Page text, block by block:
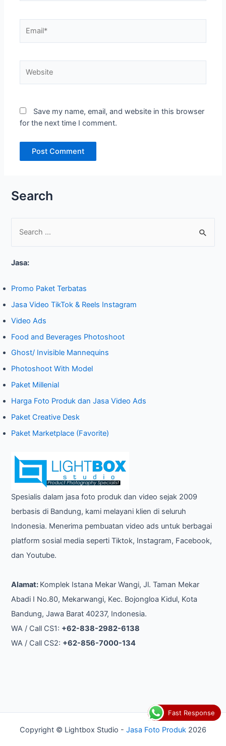
Save my name, email, and website in this browser
for the next time I comment.
Search
e
a
c
h
f
o
r
:
Jasa:
Promo Paket Terbatas
Jasa Video TikTok & Reels Instagram
Video Ads
Food and Beverages Photoshoot
Ghost/ Invisible Mannequins
Photoshoot With Model
Paket Millenial
Harga Foto Produk dan Jasa Video Ads
Paket Creative Desk
Paket Marketplace (Favorite)
Spesialis dalam jasa foto produk dan video sejak 2009
berbasis di Bandung, kami melayani klien di seluruh
Indonesia. Menerima pembuatan video ads untuk berbagai
platform sosial media seperti Tiktok, Instagram, Facebook,
dan Youtube.
Alamat: Komplek Istana Mekar Wangi, Jl. Taman Mekar
Abadi I No.80, Mekarwangi, Kec. Bojongloa Kidul, Kota
Bandung, Jawa Barat 40237, Indonesia.
WA / Call CS1: +62-838-2982-6138
WA / Call CS2: +62-856-7000-134
Copyright © Lightbox Studio - Jasa Foto Produk 2026
Fast Response